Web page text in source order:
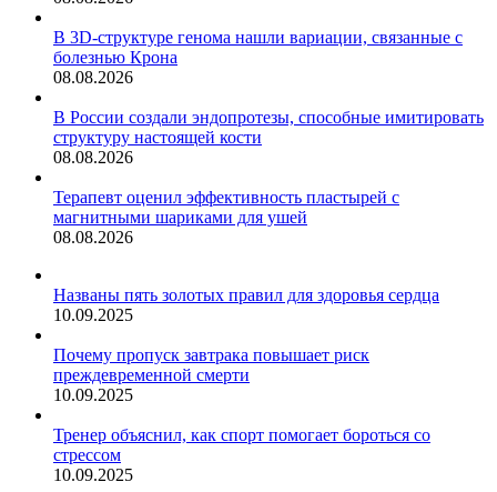
В 3D-структуре генома нашли вариации, связанные с
болезнью Крона
08.08.2026
В России создали эндопротезы, способные имитировать
структуру настоящей кости
08.08.2026
Терапевт оценил эффективность пластырей с
магнитными шариками для ушей
08.08.2026
Названы пять золотых правил для здоровья сердца
10.09.2025
Почему пропуск завтрака повышает риск
преждевременной смерти
10.09.2025
Тренер объяснил, как спорт помогает бороться со
стрессом
10.09.2025